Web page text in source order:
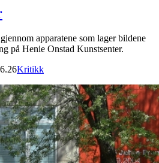
apparatene som lager bildene
på Henie Onstad Kunstsenter.
Kritikk